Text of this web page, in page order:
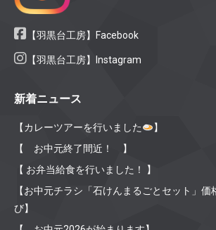
【羽黒台工房】Facebook
【羽黒台工房】Instagram
新着ニュース
【カレーツアーを行いました
】
【 お中元終了間近！ 】
【 お弁当給食を行いました！ 】
【お中元チラシ「石けんまるごとセット」
び】